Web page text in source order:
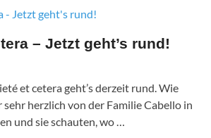
– Jetzt geht’s rund!
et cetera geht’s derzeit rund. Wie
herzlich von der Familie Cabello in
und sie schauten, wo …